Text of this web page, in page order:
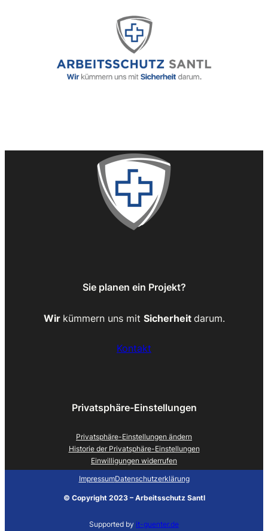
Sie planen ein Projekt?
Wir kümmern uns mit Sicherheit darum.
Kontakt
Privatsphäre-Einstellungen
Privatsphäre-Einstellungen ändern
Historie der Privatsphäre-Einstellungen
Einwilligungen widerrufen
ImpressumDatenschutzerklärung
© Copyright 2023 – Arbeitsschutz Santl
Supported by it-guenter.de